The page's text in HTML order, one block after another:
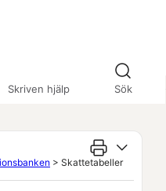
Skriven hjälp Sök
> Skattetabeller